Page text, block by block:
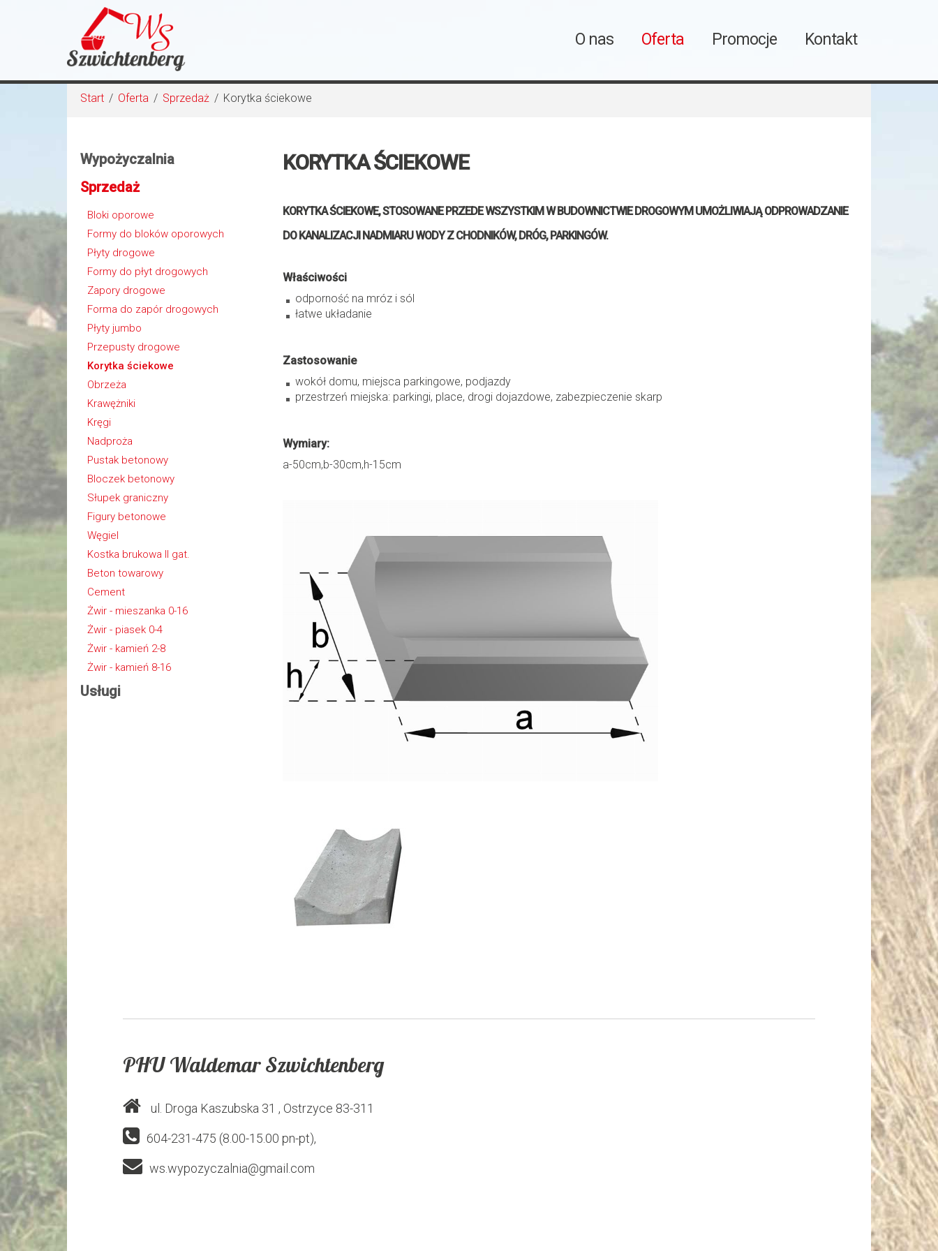
O nas Oferta Promocje Kontakt
Start / Oferta / Sprzedaż / Korytka ściekowe
Wypożyczalnia
Sprzedaż
Bloki oporowe
Formy do bloków oporowych
Płyty drogowe
Formy do płyt drogowych
Zapory drogowe
Forma do zapór drogowych
Płyty jumbo
Przepusty drogowe
Korytka ściekowe
Obrzeża
Krawężniki
Kręgi
Nadproża
Pustak betonowy
Bloczek betonowy
Słupek graniczny
Figury betonowe
Węgiel
Kostka brukowa II gat.
Beton towarowy
Cement
Żwir - mieszanka 0-16
Żwir - piasek 0-4
Żwir - kamień 2-8
Żwir - kamień 8-16
Usługi
KORYTKA ŚCIEKOWE
KORYTKA ŚCIEKOWE, STOSOWANE PRZEDE WSZYSTKIM W BUDOWNICTWIE DROGOWYM UMOŻLIWIAJĄ ODPROWADZANIE
DO KANALIZACJI NADMIARU WODY Z CHODNIKÓW, DRÓG, PARKINGÓW.
Właściwości
odporność na mróz i sól
łatwe układanie
Zastosowanie
wokół domu, miejsca parkingowe, podjazdy
przestrzeń miejska: parkingi, place, drogi dojazdowe, zabezpieczenie skarp
Wymiary:
a-50cm,b-30cm,h-15cm
PHU Waldemar Szwichtenberg
ul. Droga Kaszubska 31 , Ostrzyce 83-311
604-231-475 (8.00-15.00 pn-pt),
ws.wypozyczalnia@gmail.com